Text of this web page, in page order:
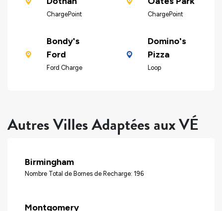
ChargePoint ChargePoint
Bondy's
Ford
Ford Charge
Domino's
Pizza
Loop
Autres Villes Adaptées aux VÉ
Birmingham
Nombre Total de Bornes de Recharge: 196
Montgomery